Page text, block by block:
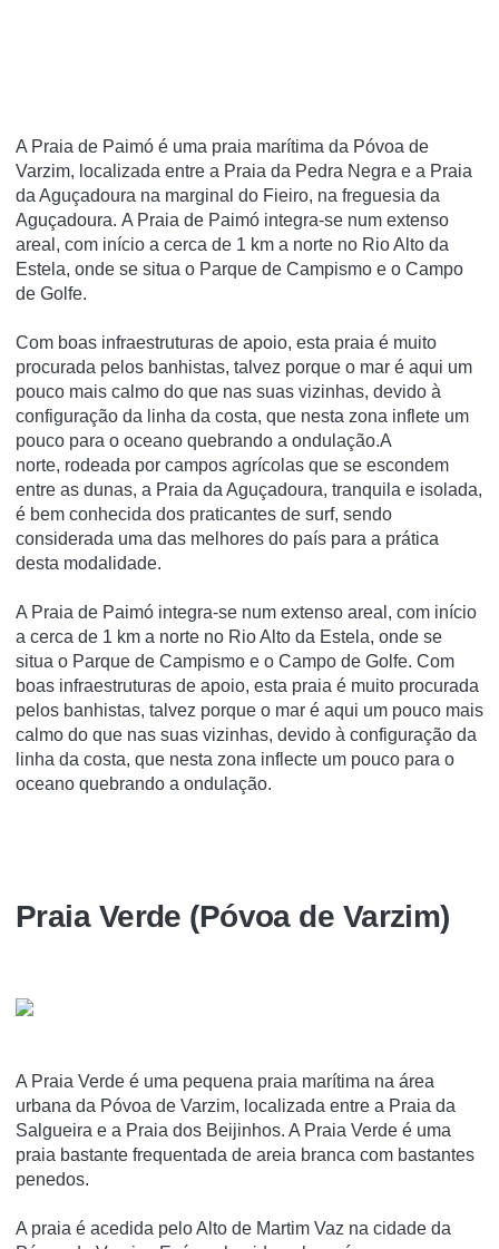
A Praia de Paimó é uma praia marí­tima da Póvoa de
Varzim, localizada entre a Praia da Pedra Negra e a Praia
da Aguçadoura na marginal do Fieiro, na freguesia da
Aguçadoura. A Praia de Paimó integra-se num extenso
areal, com início a cerca de 1 km a norte no Rio Alto da
Estela, onde se situa o Parque de Campismo e o Campo
de Golfe.
Com boas infraestruturas de apoio, esta praia é muito
procurada pelos banhistas, talvez porque o mar é aqui um
pouco mais calmo do que nas suas vizinhas, devido à
configuração da linha da costa, que nesta zona inflete um
pouco para o oceano quebrando a ondulação.A
norte, rodeada por campos agrícolas que se escondem
entre as dunas, a Praia da Aguçadoura, tranquila e isolada,
é bem conhecida dos praticantes de surf, sendo
considerada uma das melhores do país para a prática
desta modalidade.
A Praia de Paimó integra-se num extenso areal, com início
a cerca de 1 km a norte no Rio Alto da Estela, onde se
situa o Parque de Campismo e o Campo de Golfe. Com
boas infraestruturas de apoio, esta praia é muito procurada
pelos banhistas, talvez porque o mar é aqui um pouco mais
calmo do que nas suas vizinhas, devido à configuração da
linha da costa, que nesta zona inflecte um pouco para o
oceano quebrando a ondulação.
Praia Verde (Póvoa de Varzim)
A Praia Verde é uma pequena praia marí­tima na área
urbana da Póvoa de Varzim, localizada entre a Praia da
Salgueira e a Praia dos Beijinhos. A Praia Verde é uma
praia bastante frequentada de areia branca com bastantes
penedos.
A praia é acedida pelo Alto de Martim Vaz na cidade da